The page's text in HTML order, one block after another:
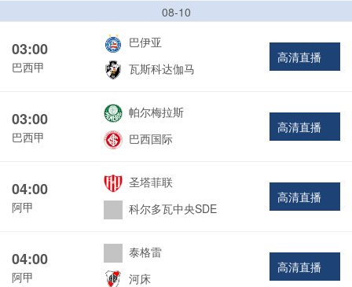
08-10
03:00
巴西甲
巴伊亚
瓦斯科达伽马
高清直播
03:00
巴西甲
帕尔梅拉斯
巴西国际
高清直播
04:00
阿甲
圣塔菲联
科尔多瓦中央SDE
高清直播
04:00
阿甲
泰格雷
河床
高清直播